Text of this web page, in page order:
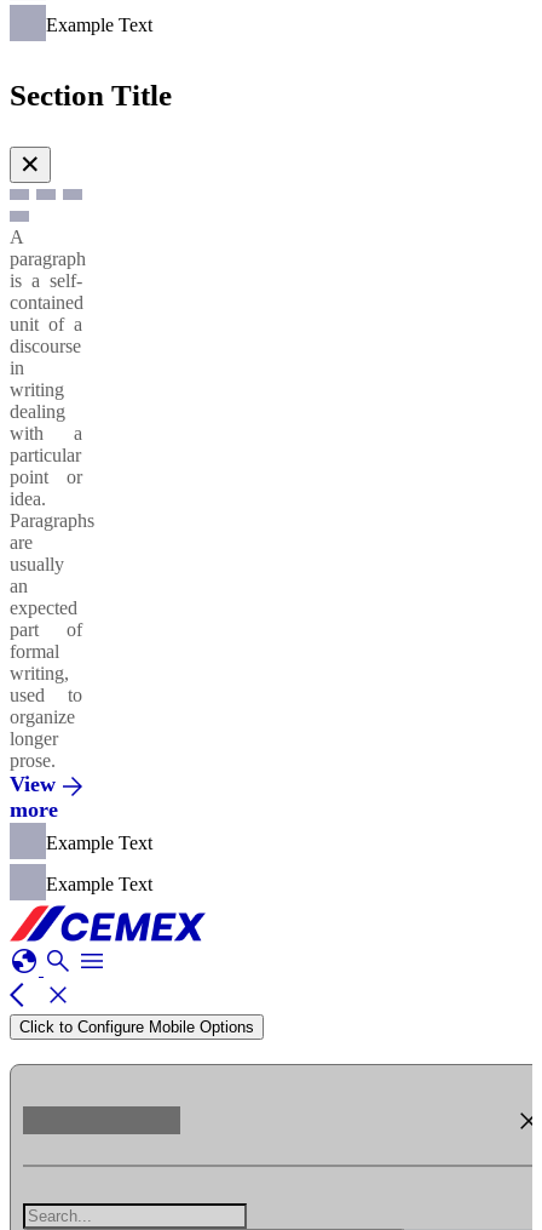
Example Text
Section Title
✕
A
paragraph
is a self-
contained
unit of a
discourse
in
writing
dealing
with a
particular
point or
idea.
Paragraphs
are
usually
an
expected
part of
formal
writing,
used to
organize
longer
prose.
View
more
Example Text
Example Text
globe search menu
arrow_back_ios
close
Click to Configure Mobile Options
close